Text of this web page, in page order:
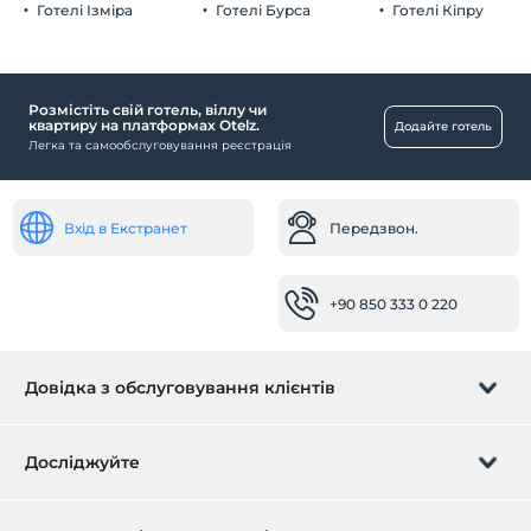
дитяче ліжечко
Дитинча
дитяче ліжечко
Кондиціонер
кімнати
номери для некурців
Готелі Ізміра Готелі Бурса Готелі Кіпру
Розмістіть свій готель, віллу чи
квартиру на платформах Otelz.
Легка та самообслуговування реєстрація
Додайте готель
Вхід в Екстранет Передзвон.
+90 850 333 0 220
Довідка з обслуговування клієнтів
Керуйте бронюванням
Досліджуйте